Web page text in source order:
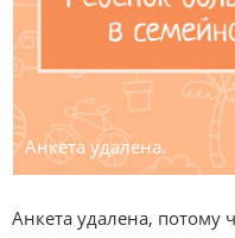
Анкета удалена.
Анкета удалена, потому